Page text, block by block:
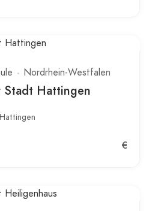
Nordrhein-Westfalen
Stadt Hattingen
€